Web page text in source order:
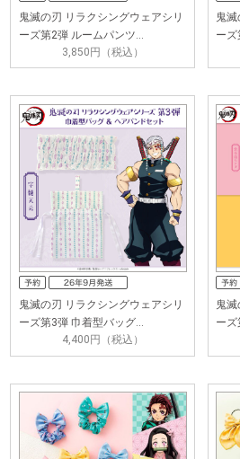
鬼滅の刃 リラクシングウェアシリ
ーズ第2弾 ルームパンツ…
3,850円（税込）
鬼
ーズ
鬼滅の刃 リラクシングウェアシリ
ーズ第3弾 巾着型バッグ…
4,400円（税込）
鬼
ー